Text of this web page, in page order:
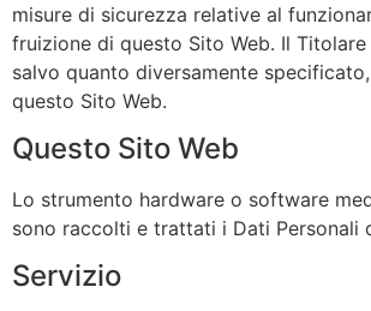
misure di sicurezza relative al
fruizione di questo Sito Web. Il
salvo quanto diversamente
questo Sito Web.
Questo Sito Web
Lo strumento hardware o software
sono raccolti e trattati i Dati Personali
Servizio